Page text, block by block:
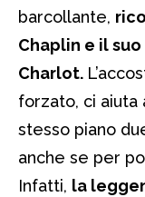
barcollante,
Chaplin e il suo
Charlot.
forzato, ci
stesso piano
anche se per
Infatti, la